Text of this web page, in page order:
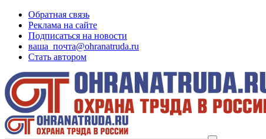
Обратная связь
Реклама на сайте
Подписаться на новости
ваша_почта@ohranatruda.ru
Стать автором